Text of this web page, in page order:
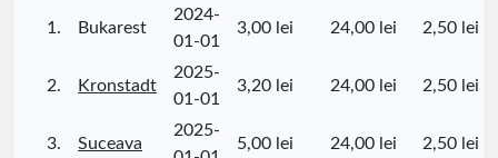
1. Bukarest
2024-
01-01
3,00 lei 24,00 lei 2,50 lei
2. Kronstadt
2025-
01-01
3,20 lei 24,00 lei 2,50 lei
3. Suceava
2025-
5,00 lei 24,00 lei 2,50 lei